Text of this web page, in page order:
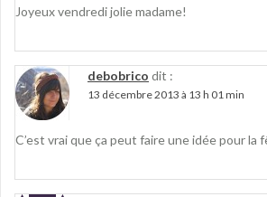
Joyeux vendredi jolie madame!
debobrico dit :
13 décembre 2013 à 13 h 01 min
C’est vrai que ça peut faire une idée pour la